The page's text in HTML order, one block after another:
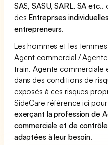
SAS, SASU, SARL, SA etc..
des Entreprises individuelles
entrepreneurs.
Les hommes et les
Agent commercial /
train, Agente commerciale
dans des conditions de
exposés à des risques
SideCare référence ici
exerçant la profession de
commerciale et de contrôle
adaptées à leur besoin.